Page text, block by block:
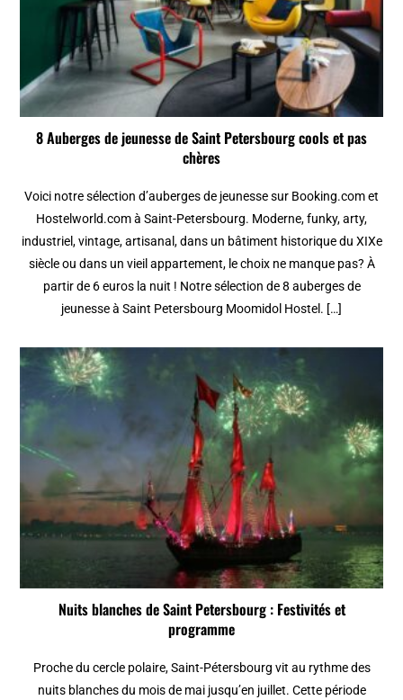
8 Auberges de jeunesse de Saint Petersbourg cools et pas
chères
Voici notre sélection d’auberges de jeunesse sur Booking.com et
Hostelworld.com à Saint-Petersbourg. Moderne, funky, arty,
industriel, vintage, artisanal, dans un bâtiment historique du XIXe
siècle ou dans un vieil appartement, le choix ne manque pas? À
partir de 6 euros la nuit ! Notre sélection de 8 auberges de
jeunesse à Saint Petersbourg Moomidol Hostel. […]
Nuits blanches de Saint Petersbourg : Festivités et
programme
Proche du cercle polaire, Saint-Pétersbourg vit au rythme des
nuits blanches du mois de mai jusqu’en juillet. Cette période